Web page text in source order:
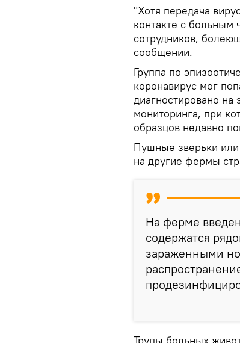
"Хотя передача
контакте с больным
сотрудников,
сообщении.
Группа по
коронавирус мог
диагностировано
мониторинга, при
образцов недавно
Пушные зверьки
на другие фермы
На ферме
содержатся
зараженными